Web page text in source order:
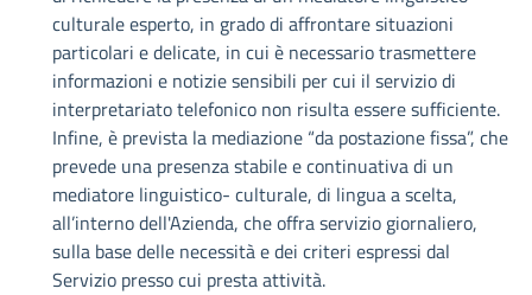
culturale esperto, in grado di affrontare situazioni
particolari e delicate, in cui è necessario trasmettere
informazioni e notizie sensibili per cui il servizio di
interpretariato telefonico non risulta essere sufficiente.
Infine, è prevista la mediazione “da postazione fissa”, che
prevede una presenza stabile e continuativa di un
mediatore linguistico- culturale, di lingua a scelta,
all’interno dell'Azienda, che offra servizio giornaliero,
sulla base delle necessità e dei criteri espressi dal
Servizio presso cui presta attività.